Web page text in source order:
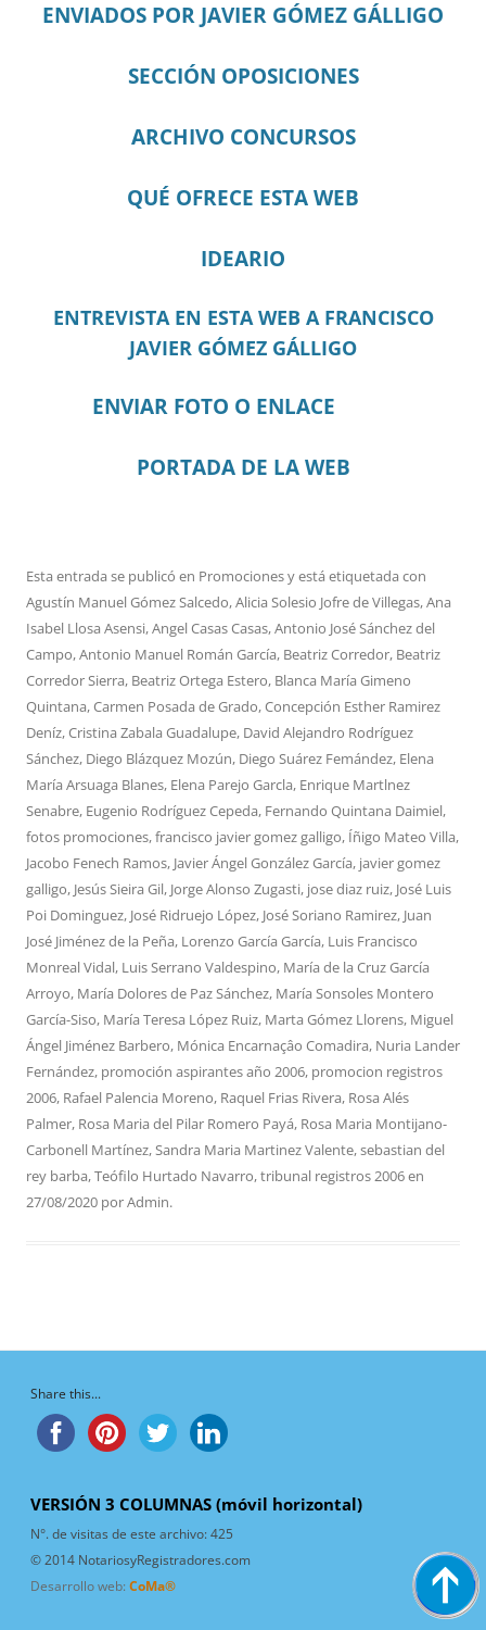
ENVIADOS POR JAVIER GÓMEZ GÁLLIGO
SECCIÓN OPOSICIONES
ARCHIVO CONCURSOS
QUÉ OFRECE ESTA WEB
IDEARIO
ENTREVISTA EN ESTA WEB A FRANCISCO
JAVIER GÓMEZ GÁLLIGO
ENVIAR FOTO O ENLACE
PORTADA DE LA WEB
Esta entrada se publicó en Promocionesy está etiquetada con
Agustín Manuel Gómez Salcedo,Alicia Solesio Jofre de Villegas,Ana
Isabel Llosa Asensi,Angel Casas Casas,Antonio José Sánchez del
Campo,Antonio Manuel Román García, Beatriz Corredor, Beatriz
Corredor Sierra, Beatriz Ortega Estero, Blanca María Gimeno
Quintana,Carmen Posada de Grado,Concepción Esther Ramirez
Deníz,Cristina Zabala Guadalupe, David Alejandro Rodríguez
Sánchez, Diego Blázquez Mozún, Diego Suárez Femández, Elena
María Arsuaga Blanes, Elena Parejo Garcla, Enrique Martlnez
Senabre, Eugenio Rodríguez Cepeda, Fernando Quintana Daimiel,
fotos promociones,francisco javier gomez galligo, Íñigo Mateo Villa,
Jacobo Fenech Ramos, Javier Ángel González García, javier gomez
galligo, Jesús Sieira Gil, Jorge Alonso Zugasti, jose diaz ruiz, José Luis
Poi Dominguez, José Ridruejo López, José Soriano Ramirez, Juan
José Jiménez de la Peña, Lorenzo García García, Luis Francisco
Monreal Vidal, Luis Serrano Valdespino, María de la Cruz García
Arroyo, María Dolores de Paz Sánchez, María Sonsoles Montero
García-Siso, María Teresa López Ruiz, Marta Gómez Llorens, Miguel
Ángel Jiménez Barbero, Mónica Encarnaçâo Comadira, Nuria Lander
Fernández, promoción aspirantes año 2006, promocion registros
2006, Rafael Palencia Moreno, Raquel Frias Rivera, Rosa Alés
Palmer, Rosa Maria del Pilar Romero Payá, Rosa Maria Montijano-
Carbonell Martínez,Sandra Maria Martinez Valente,sebastian del
rey barba,Teófilo Hurtado Navarro,tribunal registros 2006en
27/08/2020 porAdmin.
Share this...
VERSIÓN 3 COLUMNAS (móvil horizontal)
N°. de visitas de este archivo:425
© 2014 NotariosyRegistradores.com
Desarrollo web: CoMa®